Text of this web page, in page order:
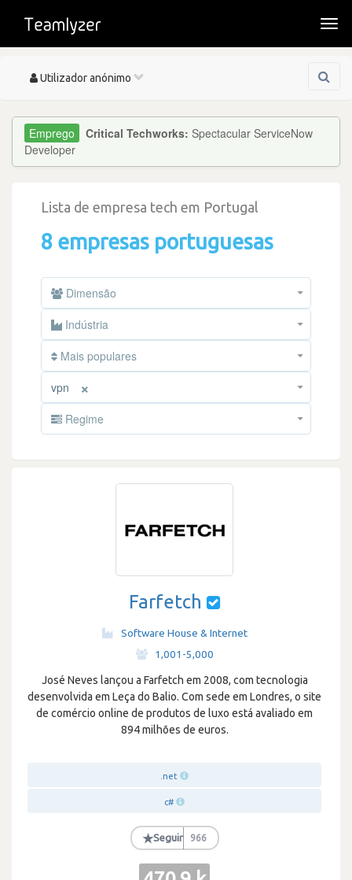
Toggle
Utilizador anónimo
Critical Techworks: Spectacular ServiceNow
Developer
Lista de empresa tech em Portugal
8 empresas portuguesas
Dimensão
Indústria
Mais populares
×
vpn
Regime
Farfetch
Software House & Internet
1,001-5,000
José Neves lançou a Farfetch em 2008, com tecnologia
desenvolvida em Leça do Balio. Com sede em Londres, o site
de comércio online de produtos de luxo está avaliado em
894 milhões de euros.
.net
c#
★Seguir 966